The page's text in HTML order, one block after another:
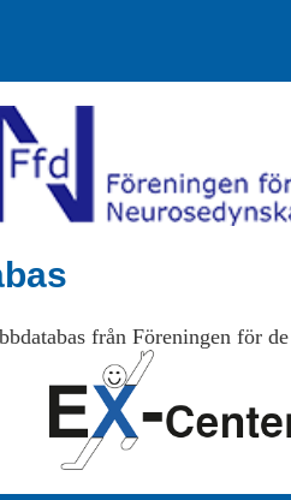
från Föreningen för